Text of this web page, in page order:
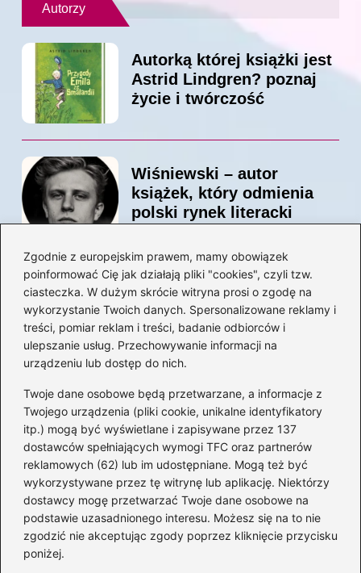
Zgodnie z europejskim prawem, mamy obowiązek
poinformować Cię jak działają pliki "cookies", czyli tzw.
ciasteczka. W dużym skrócie witryna prosi o zgodę na
wykorzystanie Twoich danych. Spersonalizowane reklamy i
treści, pomiar reklam i treści, badanie odbiorców i
ulepszanie usług. Przechowywanie informacji na
urządzeniu lub dostęp do nich.
Twoje dane osobowe będą przetwarzane, a informacje z
Twojego urządzenia (pliki cookie, unikalne identyfikatory
itp.) mogą być wyświetlane i zapisywane przez 137
dostawców spełniających wymogi TFC oraz partnerów
reklamowych (62) lub im udostępniane. Mogą też być
wykorzystywane przez tę witrynę lub aplikację. Niektórzy
dostawcy mogę przetwarzać Twoje dane osobowe na
podstawie uzasadnionego interesu. Możesz się na to nie
zgodzić nie akceptując zgody poprzez kliknięcie przycisku
poniżej.
Autorzy
Autorką której książki jest
Astrid Lindgren? poznaj
życie i twórczość
Wiśniewski – autor
książek, który odmienia
polski rynek literacki
Magiczne kulisy życia
autora książki o Kubusiu
Puchatku
Odkryj inne książki autora
„Jaś i Małgosia”, które
musisz przeczytać
Odkrywając magiczny
świat: jakie książki napisał